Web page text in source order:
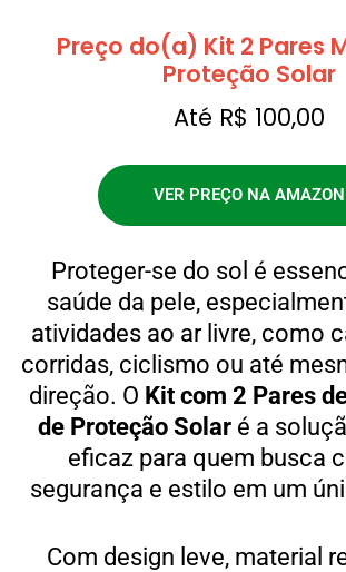
Preço do(a) Kit 2 Pares
Proteção Solar
Até R$ 100,00
VER PREÇO NA AMAZON
Proteger-se do sol é
saúde da pele,
atividades ao ar livre, como
corridas, ciclismo ou até
direção. O Kit com 2 Pares
de Proteção Solar é a
eficaz para quem busca
segurança e estilo em um
Com design leve, material